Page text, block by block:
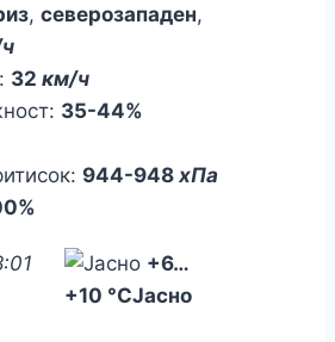
, северозападен,
32 км/ч
35-44%
944-948 хПа
+6…
+10 °CЈасно